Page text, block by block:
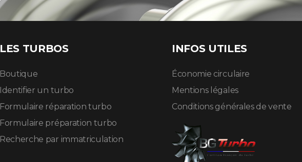
LES TURBOS
Boutique
Identifier un turbo
Formulaire réparation turbo
Formulaire préparation turbo
Recherche par immatriculation
INFOS UTILES
Économie circulaire
Mentions légales
Conditions générales de vente